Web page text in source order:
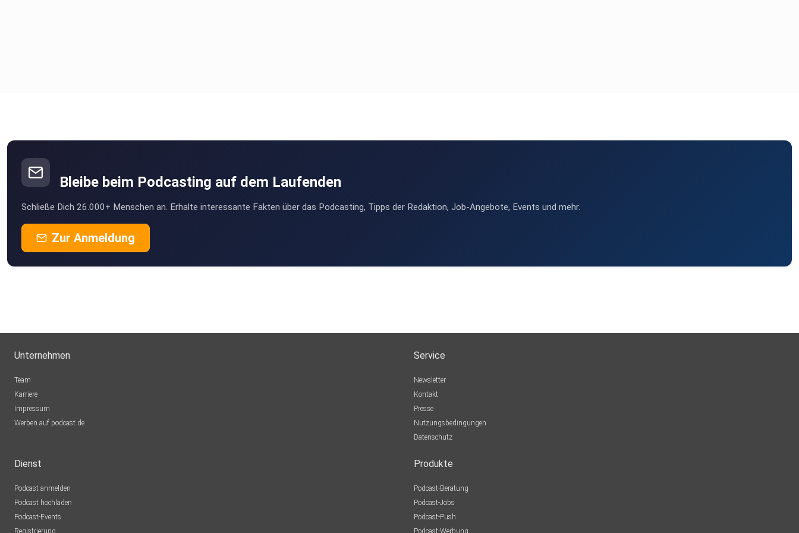
Bleibe beim Podcasting auf dem Laufenden
Schließe Dich 26.000+ Menschen an. Erhalte interessante Fakten über das Podcasting, Tipps der Redaktion, Job-Angebote, Events und mehr.
Zur Anmeldung
Unternehmen
Team
Karriere
Impressum
Werben auf podcast.de
Service
Newsletter
Kontakt
Presse
Nutzungsbedingungen
Datenschutz
Dienst
Podcast anmelden
Podcast hochladen
Podcast-Events
Registrierung
Produkte
Podcast-Beratung
Podcast-Jobs
Podcast-Push
Podcast-Werbung